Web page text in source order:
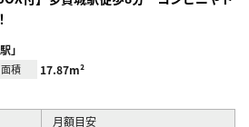
」
面積 17.87m²
月額目安